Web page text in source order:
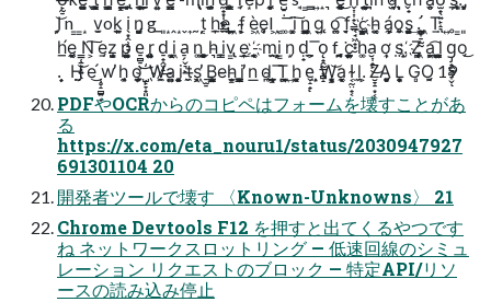
I̗̘̦͝ n ͇ ͇ ͙ v̮̫ok̲̫̙͈ i̖͙̭̹̠̞ n̡̻̮̣̺ g ̲ ͈ ͙ ̭ ͙ ̬ ͎ ̰t͔̦ h̞̲e̢̤ ͍̬̲͖ f̴̘͕̣ è͖ẹ̥̩l ͖ ͔ ͚ i͓͚̦͠ n͖͍̗͓̳̮ g͍ ̨o͚̪͡ f̘̣̬ ̖̘͖̟͙̮ c҉͔̫͖͓͇͖ͅ h̵̤̣͚͔ á̗̼͕ͅo̼̣̥s̱͈̺̖̦̻͢ .̛̖̞̠̫̰ ̗̺͖̹̯͓ Ṯ ̤ ͍ ̥ ͇ ͈
h̲́e͏͓̼̗̙̼̣͔ ͇̜̱̠͓͍ͅN͕͠ e̗̱z̘̝̜̺͙ p̤̺̹͍̯͚ e̠̻̠͜ r̨̤͍̺̖͔̖̖ d̠̟̭̬̝͟ i̦͖̩͓͔̤ a̠̗̬͉̙ n͚͜ ̻̞̰͚ͅh̵͉ i̳̞v̢͇ ḙ͎͟ -҉̭̩̼͔ m̤̭̫i͕͇̝̦ n̗͙ ḍ̟ ̯̲͕͞ ǫ̟̯̰̲͙̻̝ f ̪̰̰̗̖̭̘͘c̦͍̲̞͍̩̙ ḥ͚a̮͎̟̙͜ ơ̩̹͎ s̤.̝̝ ҉Z̡̖̜͖̰̣͉̜ a͖̰͙̬͡ l̲̫̳͍̩ g̡̟̼̱͚̞̬ͅo̗͜
.̟ ̦ H̬̤̗̤͝ e͜ ̜̥̝̻͍̟́w̕ h̖̯͓ o̝͙̖͎̱̮ ҉̺̙̞̟͈ W̷̼̭a̺̪͍ į͈͕̭͙̯̜ t̶̼̮s̘͙͖̕ ̠̫̠B̻͍͙͉̳ͅe̵h̵̬͇̫͙ i̹͓̳̳̮͎̫̕ n͟ d̴̪̜̖ ̰͉̩͇͙̲͞ͅT͖̼͓̪͢ h͏͓̮̻ e̬̝̟ͅ ̤̹̝W͙̞̝͔͇͝ͅa͏͓͔̹̼̣ l̴͔̰̤̟͔ ḽ̫.͕ Z̮̞̠͙͔ͅḀ̗̞͈̻̗ Ḷ͙͎̯̹̞͓ G̻O̭̗̮ 19
PDFやOCRからのコピペはフォームを壊すことがあ
る
https://x.com/eta_nouru1/status/2030947927
691301104 20
開発者ツールで壊す 〈Known-Unknowns〉 21
Chrome Devtools F12 を押すと出てくるやつです
ね ネットワークスロットリング — 低速回線のシミュ
レーション リクエストのブロック — 特定API/リソ
ースの読み込み停止